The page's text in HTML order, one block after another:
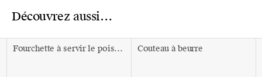
Découvrez aussi…
Fourchette à servir le poisson Couteau à beurre